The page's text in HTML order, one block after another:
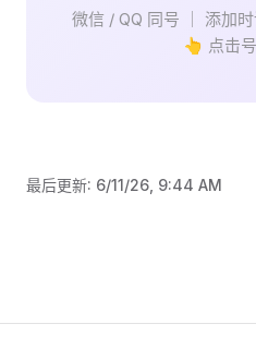
微信 / QQ 同号 ｜ 添加时
👆 点击
最后更新: 6/11/26, 9:44 AM